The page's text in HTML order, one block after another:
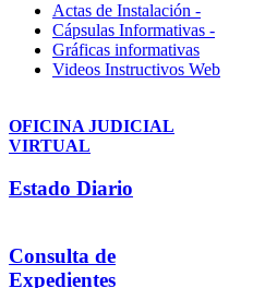
Actas de Instalación -
Cápsulas Informativas -
Gráficas informativas
Videos Instructivos Web
OFICINA JUDICIAL
VIRTUAL
Estado Diario
Consulta de
Expedientes